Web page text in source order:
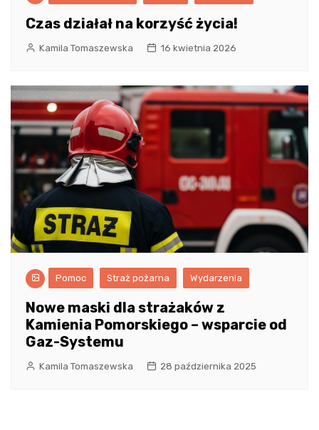
Czas działał na korzyść życia!
Kamila Tomaszewska 16 kwietnia 2026
Pomoc Straż pożarna Wydarzenia
Nowe maski dla strażaków z
Kamienia Pomorskiego – wsparcie od
Gaz-Systemu
Kamila Tomaszewska 28 października 2025